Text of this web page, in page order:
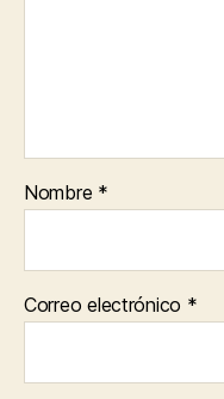
Nombre *
Correo electrónico *